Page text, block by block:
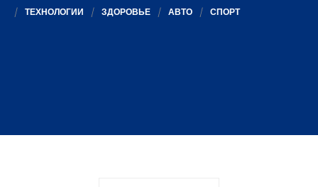
ТЕХНОЛОГИИ
ЗДОРОВЬЕ АВТО СПОРТ